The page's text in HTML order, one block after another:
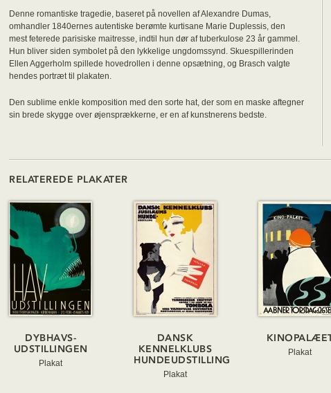
Denne romantiske tragedie, baseret på novellen af Alexandre Dumas,
omhandler 1840ernes autentiske berømte kurtisane Marie Duplessis, den
mest feterede parisiske maitresse, indtil hun dør af tuberkulose 23 år gammel.
Hun bliver siden symbolet på den lykkelige ungdomssynd. Skuespillerinden
Ellen Aggerholm spillede hovedrollen i denne opsætning, og Brasch valgte
hendes portræt til plakaten.
Den sublime enkle komposition med den sorte hat, der som en maske aftegner
sin brede skygge over øjensprækkerne, er en af kunstnerens bedste.
RELATEREDE PLAKATER
DYBHAVS-
UDSTILLINGEN
Plakat
DANSK
KENNELKLUBS
HUNDEUDSTILLING
Plakat
Plakat